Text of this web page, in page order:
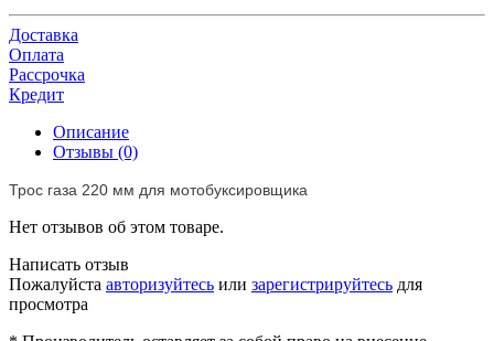
Доставка
Оплата
Рассрочка
Кредит
Описание
Отзывы (0)
Трос газа 220 мм для мотобуксировщика
Нет отзывов об этом товаре.
Написать отзыв
Пожалуйста авторизуйтесь или зарегистрируйтесь для
просмотра